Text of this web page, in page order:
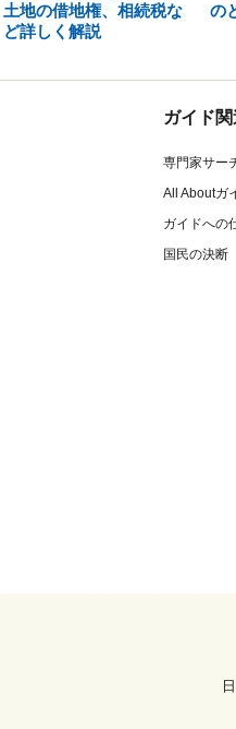
土地の借地権、相続税な
ど詳しく解説
の
ガイド
専門家サー
All Aboutガ
ガイドへの
国民の決断